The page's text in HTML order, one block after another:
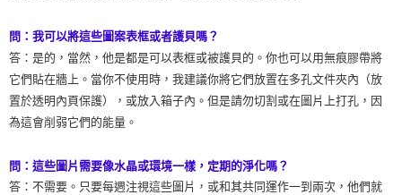
問：我可以將這些圖案表框或者護貝嗎？
答：是的，當然，他是都是可以表框或被護貝的。你也可以用無痕膠帶將
它們貼在牆上。當你不使用時，我建議你將它們放置在多孔文件夾內（放
置於透明內頁保護），或放入箱子內。但是請勿切割或在圖片上打孔，因
為這會削弱它們的能量。
問：這些圖片需要像水晶或環境一樣，定期的淨化嗎？
答：不需要。只要每週注視這些圖片，或和其共同運作一到兩次，他們就